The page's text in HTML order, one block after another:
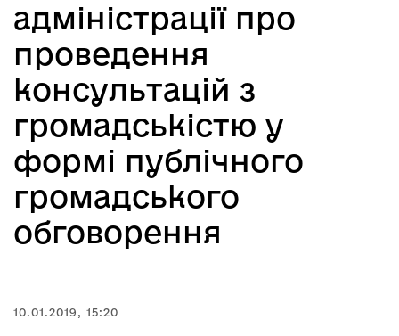
адміністрації про
проведення
консультацій з
громадськістю у
формі публічного
громадського
обговорення
10.01.2019, 15:20